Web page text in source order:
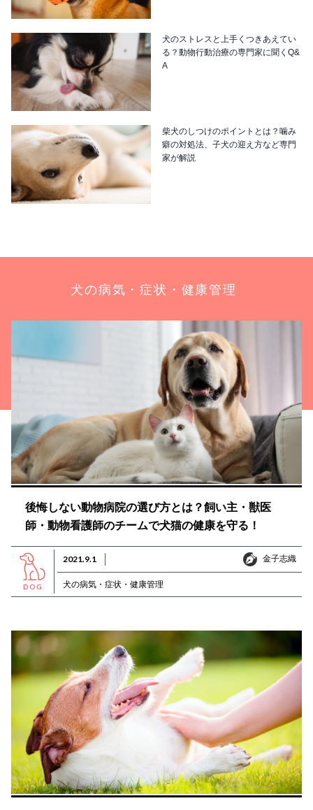
犬のストレスと上手くつきあえてい
る？動物行動治療の専門家に聞くQ&
A
柴犬のしつけのポイントとは？噛み
癖の対処法、子犬の迎え方など専門
家が解説
犬の病気・症状・健康管理
後悔しない動物病院の選び方とは？飼い主・獣医
師・動物看護師のチームで犬猫の健康を守る！
DOG
2021.9.1 金子志織
金子志織
犬の病気・症状・健康管理